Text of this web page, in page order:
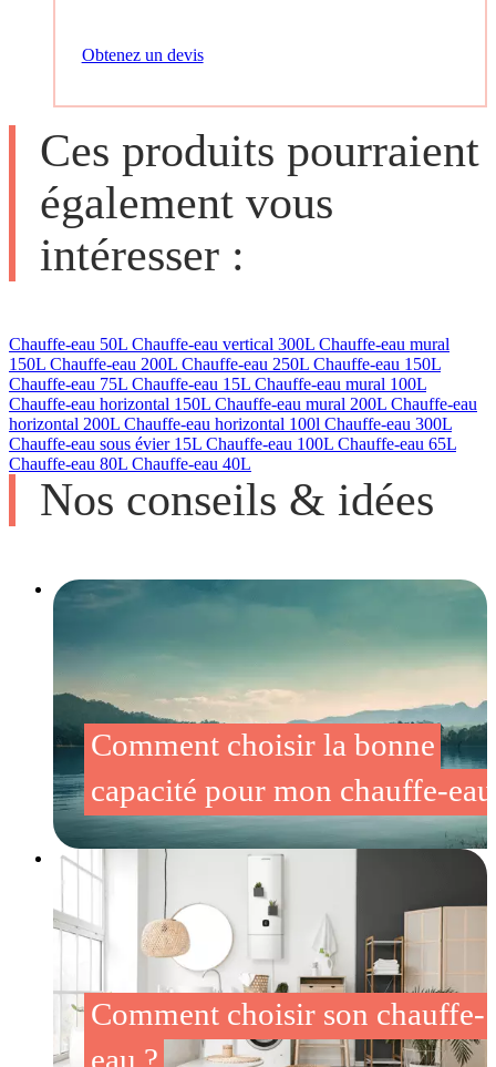
Obtenez un devis
Ces produits pourraient
également vous
intéresser :
Chauffe-eau 50L Chauffe-eau vertical 300L Chauffe-eau mural
150L Chauffe-eau 200L Chauffe-eau 250L Chauffe-eau 150L
Chauffe-eau 75L Chauffe-eau 15L Chauffe-eau mural 100L
Chauffe-eau horizontal 150L Chauffe-eau mural 200L Chauffe-eau
horizontal 200L Chauffe-eau horizontal 100l Chauffe-eau 300L
Chauffe-eau sous évier 15L Chauffe-eau 100L Chauffe-eau 65L
Chauffe-eau 80L Chauffe-eau 40L
Nos conseils & idées
Comment choisir la bonne
capacité pour mon chauffe-
Comment choisir son chauffe-
eau ?